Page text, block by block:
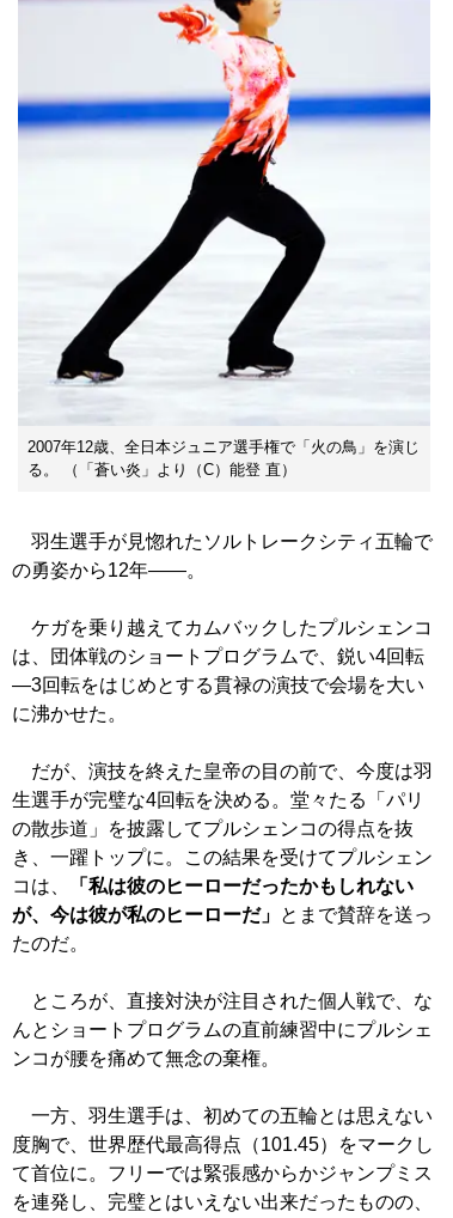
2007年12歳、全日本ジュニア選手権で「火の鳥」を演じ
る。 （「蒼い炎」より（C）能登 直）
羽生選手が見惚れたソルトレークシティ五輪で
の勇姿から12年――。
ケガを乗り越えてカムバックしたプルシェンコ
は、団体戦のショートプログラムで、鋭い4回転
―3回転をはじめとする貫禄の演技で会場を大い
に沸かせた。
だが、演技を終えた皇帝の目の前で、今度は羽
生選手が完璧な4回転を決める。堂々たる「パリ
の散歩道」を披露してプルシェンコの得点を抜
き、一躍トップに。この結果を受けてプルシェン
コは、
「私は彼のヒーローだったかもしれない
が、今は彼が私のヒーローだ」 とまで賛辞を送っ
たのだ。
ところが、直接対決が注目された個人戦で、な
んとショートプログラムの直前練習中にプルシェ
ンコが腰を痛めて無念の棄権。
一方、羽生選手は、初めての五輪とは思えない
度胸で、世界歴代最高得点（101.45）をマークし
て首位に。フリーでは緊張感からかジャンプミス
を連発し、完璧とはいえない出来だったものの、